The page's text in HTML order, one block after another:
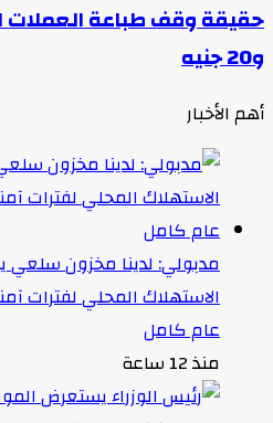
و20 جنيه
أهم الأخبار
مدبولي: لدينا مخزون سلعي
الاستهلاك المحلي لفترات
عام كامل
منذ 12 ساعة